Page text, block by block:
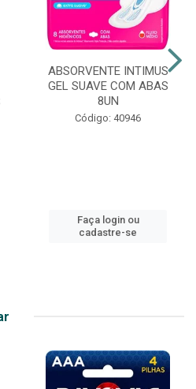
ABSORVENTE INTIMUS
GEL SUAVE COM ABAS
8UN
Código: 40946
Faça login ou
cadastre-se